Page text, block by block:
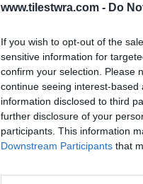
www.tilestwra.com - Do
If you wish to opt-out of the
sensitive information for
confirm your selection. Please
continue seeing interest-
information disclosed to third
further disclosure of your
participants. This information
Downstream Participants that